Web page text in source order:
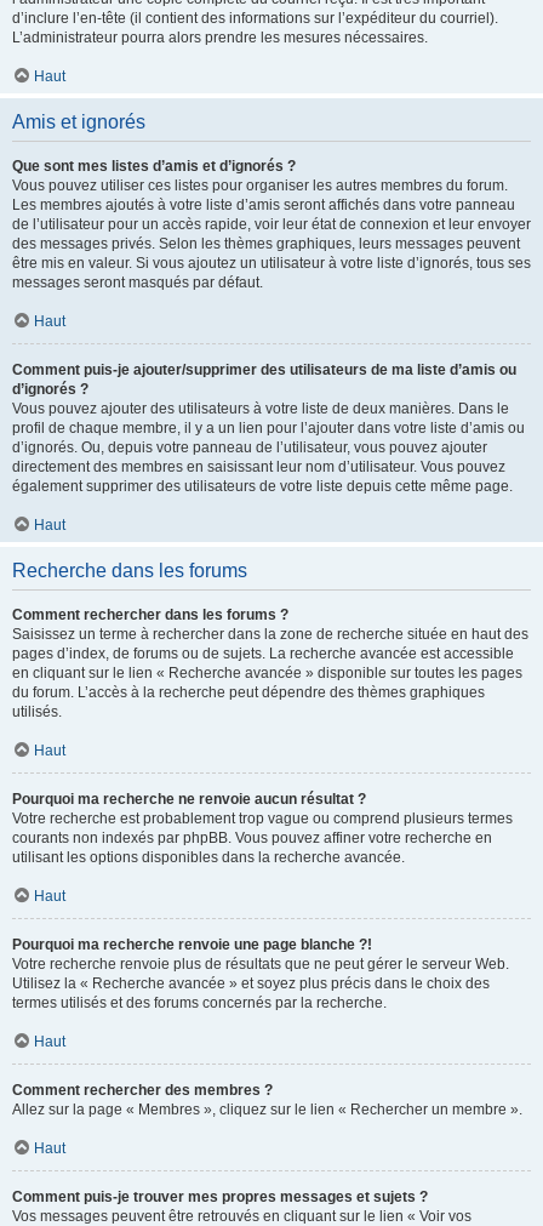
d’inclure l’en-tête (il contient des informations sur l’expéditeur du courriel).
L’administrateur pourra alors prendre les mesures nécessaires.
Haut
Amis et ignorés
Que sont mes listes d’amis et d’ignorés ?
Vous pouvez utiliser ces listes pour organiser les autres membres du forum.
Les membres ajoutés à votre liste d’amis seront affichés dans votre panneau
de l’utilisateur pour un accès rapide, voir leur état de connexion et leur envoyer
des messages privés. Selon les thèmes graphiques, leurs messages peuvent
être mis en valeur. Si vous ajoutez un utilisateur à votre liste d’ignorés, tous ses
messages seront masqués par défaut.
Haut
Comment puis-je ajouter/supprimer des utilisateurs de ma liste d’amis ou
d’ignorés ?
Vous pouvez ajouter des utilisateurs à votre liste de deux manières. Dans le
profil de chaque membre, il y a un lien pour l’ajouter dans votre liste d’amis ou
d’ignorés. Ou, depuis votre panneau de l’utilisateur, vous pouvez ajouter
directement des membres en saisissant leur nom d’utilisateur. Vous pouvez
également supprimer des utilisateurs de votre liste depuis cette même page.
Haut
Recherche dans les forums
Comment rechercher dans les forums ?
Saisissez un terme à rechercher dans la zone de recherche située en haut des
pages d’index, de forums ou de sujets. La recherche avancée est accessible
en cliquant sur le lien « Recherche avancée » disponible sur toutes les pages
du forum. L’accès à la recherche peut dépendre des thèmes graphiques
utilisés.
Haut
Pourquoi ma recherche ne renvoie aucun résultat ?
Votre recherche est probablement trop vague ou comprend plusieurs termes
courants non indexés par phpBB. Vous pouvez affiner votre recherche en
utilisant les options disponibles dans la recherche avancée.
Haut
Pourquoi ma recherche renvoie une page blanche ?!
Votre recherche renvoie plus de résultats que ne peut gérer le serveur Web.
Utilisez la « Recherche avancée » et soyez plus précis dans le choix des
termes utilisés et des forums concernés par la recherche.
Haut
Comment rechercher des membres ?
Allez sur la page « Membres », cliquez sur le lien « Rechercher un membre ».
Haut
Comment puis-je trouver mes propres messages et sujets ?
Vos messages peuvent être retrouvés en cliquant sur le lien « Voir vos